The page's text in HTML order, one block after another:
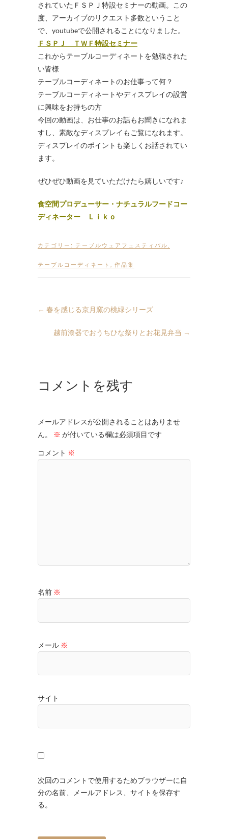
されていたＦＳＰＪ特設セミナーの動画。この
度、アーカイブのリクエスト多数ということ
で、youtubeで公開されることになりました。
ＦＳＰＪ ＴＷＦ特設セミナー
これからテーブルコーディネートを勉強された
い皆様
テーブルコーディネートのお仕事って何？
テーブルコーディネートやディスプレイの設営
に興味をお持ちの方
今回の動画は、お仕事のお話もお聞きになれま
すし、素敵なディスプレイもご覧になれます。
ディスプレイのポイントも楽しくお話されてい
ます。
ぜひぜひ動画を見ていただけたら嬉しいです♪
食空間プロデューサー・ナチュラルフードコー
ディネーター Ｌｉｋｏ
カテゴリー: テーブルウェアフェスティバル
テーブルコーディネート 作品集
← 春を感じる京月窯の桃緑シリーズ
越前漆器でおうちひな祭りとお花見弁当 →
コメントを残す
メールアドレスが公開されることはありませ
ん。
※ が付いている欄は必須項目です
コメント ※
名前 ※
メール ※
サイト
次回のコメントで使用するためブラウザーに自
分の名前、メールアドレス、サイトを保存す
る。